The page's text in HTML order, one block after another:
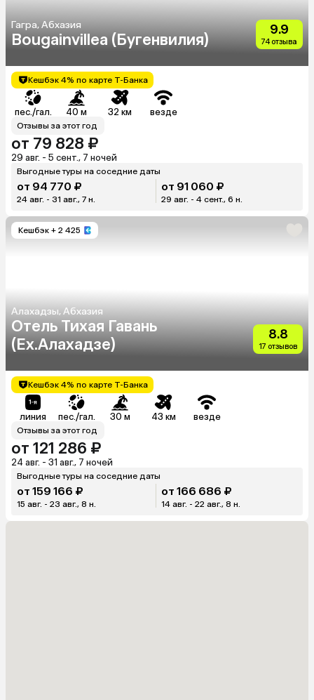
Гагра, Абхазия
Bougainvillea (Бугенвилия)
9.9
74 отзыва
Кешбэк 4% по карте Т-Банка
пес./гал. 40 м 32 км везде
Отзывы за этот год
от 79 828 ₽
29 авг. - 5 сент., 7 ночей
Выгодные туры на соседние даты
от 94 770 ₽
24 авг. - 31 авг., 7 н.
от 91 060 ₽
29 авг. - 4 сент., 6 н.
Кешбэк + 2 425
Алахадзы, Абхазия
Отель Тихая Гавань
(Ex.Алахадзе)
8.8
17 отзывов
Кешбэк 4% по карте Т-Банка
линия пес./гал. 30 м 43 км везде
Отзывы за этот год
от 121 286 ₽
24 авг. - 31 авг., 7 ночей
Выгодные туры на соседние даты
от 159 166 ₽
15 авг. - 23 авг., 8 н.
от 166 686 ₽
14 авг. - 22 авг., 8 н.